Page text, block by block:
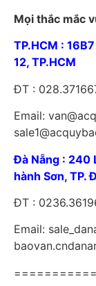
Mọi thắc mắc
TP.HCM :
12, TP.HCM
ĐT :
Email:
Đà Nẵng : 240
hành Sơn, TP.
ĐT :
Email: